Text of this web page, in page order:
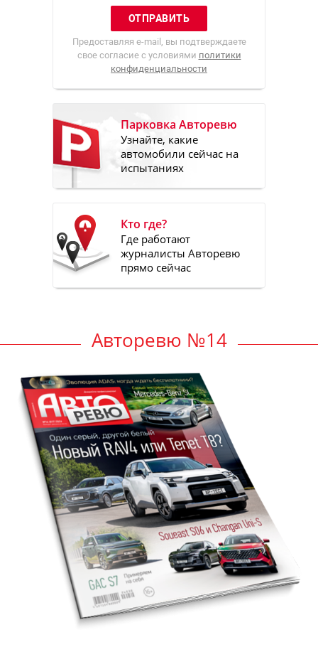
Предоставляя e-mail, вы подтверждаете
свое согласие с условиями политики
конфиденциальности
Парковка Авторевю
Узнайте, какие
автомобили сейчас на
испытаниях
Кто где?
Где работают
журналисты Авторевю
прямо сейчас
Авторевю №14